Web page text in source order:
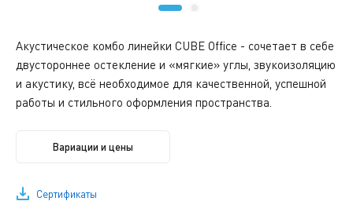
Акустическое комбо линейки CUBE Office - сочетает в себе
двустороннее остекление и «мягкие» углы, звукоизоляцию
и акустику, всё необходимое для качественной, успешной
работы и стильного оформления пространства.
Вариации и цены
Сертификаты